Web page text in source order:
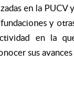
en la
y
en la
sus